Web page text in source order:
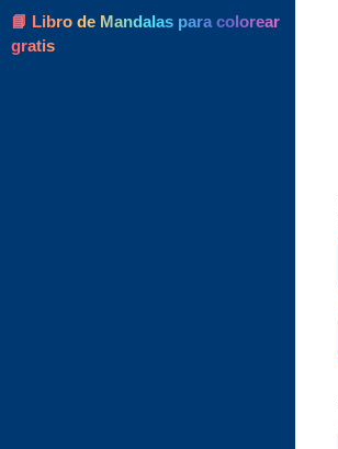
📘 Libro de Mandalas para colorear
gratis